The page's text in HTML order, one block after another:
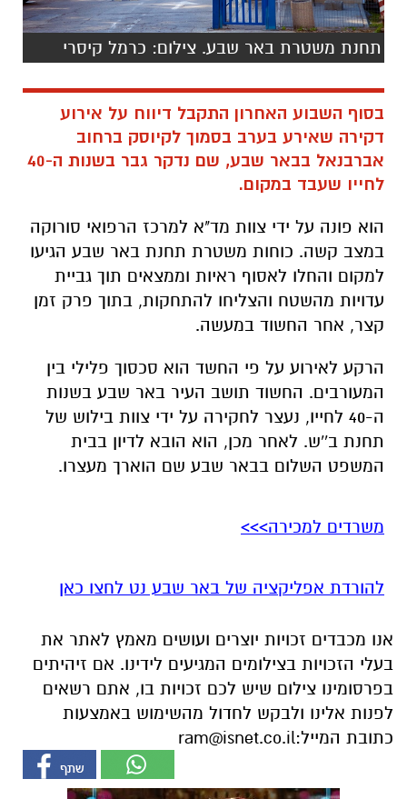
תחנת משטרת באר שבע. צילום: כרמל קיסרי
בסוף השבוע האחרון התקבל דיווח על אירוע
דקירה שאירע בערב בסמוך לקיוסק ברחוב
אברבנאל בבאר שבע, שם נדקר גבר בשנות ה-40
לחייו שעבד במקום.
הוא פונה על ידי צוות מד"א למרכז הרפואי סורוקה
במצב קשה. כוחות משטרת תחנת באר שבע הגיעו
למקום והחלו לאסוף ראיות וממצאים תוך גביית
עדויות מהשטח והצליחו להתחקות, בתוך פרק זמן
קצר, אחר החשוד במעשה.
הרקע לאירוע על פי החשד הוא סכסוך פלילי בין
המעורבים. החשוד תושב העיר באר שבע בשנות
ה-40 לחייו, נעצר לחקירה על ידי צוות בילוש של
תחנת ב''ש. לאחר מכן, הוא הובא לדיון בבית
המשפט השלום בבאר שבע שם הוארך מעצרו.
משרדים למכירה>>>
להורדת אפליקציה של באר שבע נט לחצו כאן
אנו מכבדים זכויות יוצרים ועושים מאמץ לאתר את
בעלי הזכויות בצילומים המגיעים לידינו. אם זיהיתים
בפרסומינו צילום שיש לכם זכויות בו, אתם רשאים
לפנות אלינו ולבקש לחדול מהשימוש באמצעות
כתובת המייל:ram@isnet.co.il